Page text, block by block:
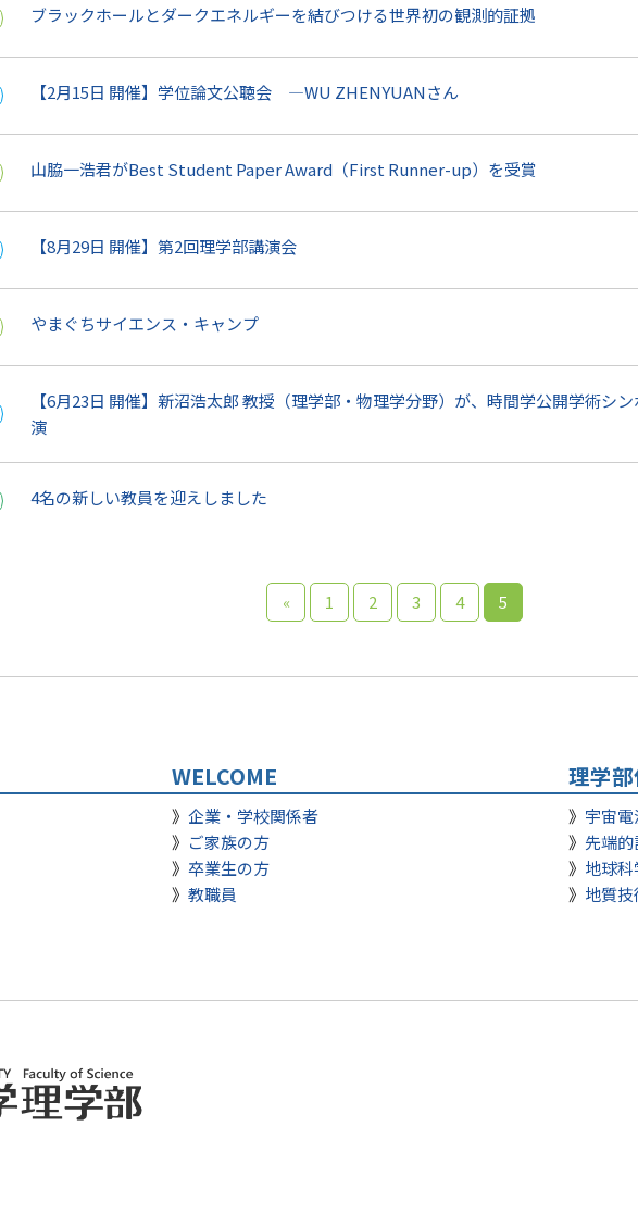
ブラックホールとダークエネルギーを結びつける世界初の観測的証拠
【2月15日 開催】学位論文公聴会 ―WU ZHENYUANさん
山脇一浩君がBest Student Paper Award（First Runner-up）を受賞
【8月29日 開催】第2回理学部講演会
やまぐちサイエンス・キャンプ
【6月23日 開催】新沼浩太郎 教授（理学部・物理学分野）が、時間学公開学術シ
演
4名の新しい教員を迎えしました
« 1 2 3 4 5
WELCOME
企業・学校関係者
ご家族の方
卒業生の方
教職員
理学
宇宙
先端
地球
地質